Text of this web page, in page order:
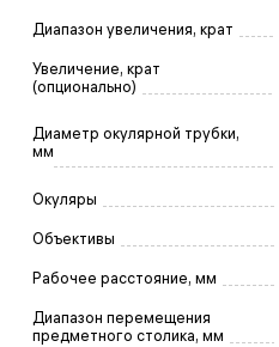
Диапазон увеличения, крат
Увеличение, крат
(опционально)
Диаметр окулярной трубки,
мм
Окуляры
Объективы
Рабочее расстояние, мм
Диапазон перемещения
предметного столика, мм